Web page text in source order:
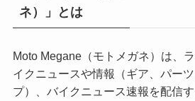
ネ）」とは
Moto Megane（モトメガネ）は、
イクニュースや情報（ギア、パー
プ）、バイクニュース速報を配信